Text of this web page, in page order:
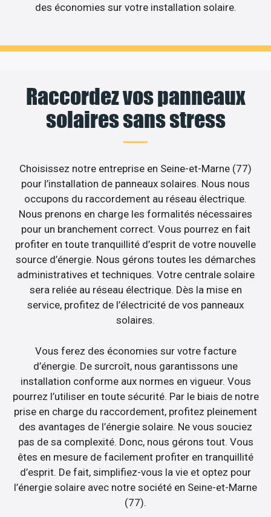
des économies sur votre installation solaire.
Raccordez vos panneaux
solaires sans stress
Choisissez notre entreprise en Seine-et-Marne (77)
pour l’installation de panneaux solaires. Nous nous
occupons du raccordement au réseau électrique.
Nous prenons en charge les formalités nécessaires
pour un branchement correct. Vous pourrez en fait
profiter en toute tranquillité d’esprit de votre nouvelle
source d’énergie. Nous gérons toutes les démarches
administratives et techniques. Votre centrale solaire
sera reliée au réseau électrique. Dès la mise en
service, profitez de l’électricité de vos panneaux
solaires.
Vous ferez des économies sur votre facture
d’énergie. De surcroît, nous garantissons une
installation conforme aux normes en vigueur. Vous
pourrez l’utiliser en toute sécurité. Par le biais de notre
prise en charge du raccordement, profitez pleinement
des avantages de l’énergie solaire. Ne vous souciez
pas de sa complexité. Donc, nous gérons tout. Vous
êtes en mesure de facilement profiter en tranquillité
d’esprit. De fait, simplifiez-vous la vie et optez pour
l’énergie solaire avec notre société en Seine-et-Marne
(77).